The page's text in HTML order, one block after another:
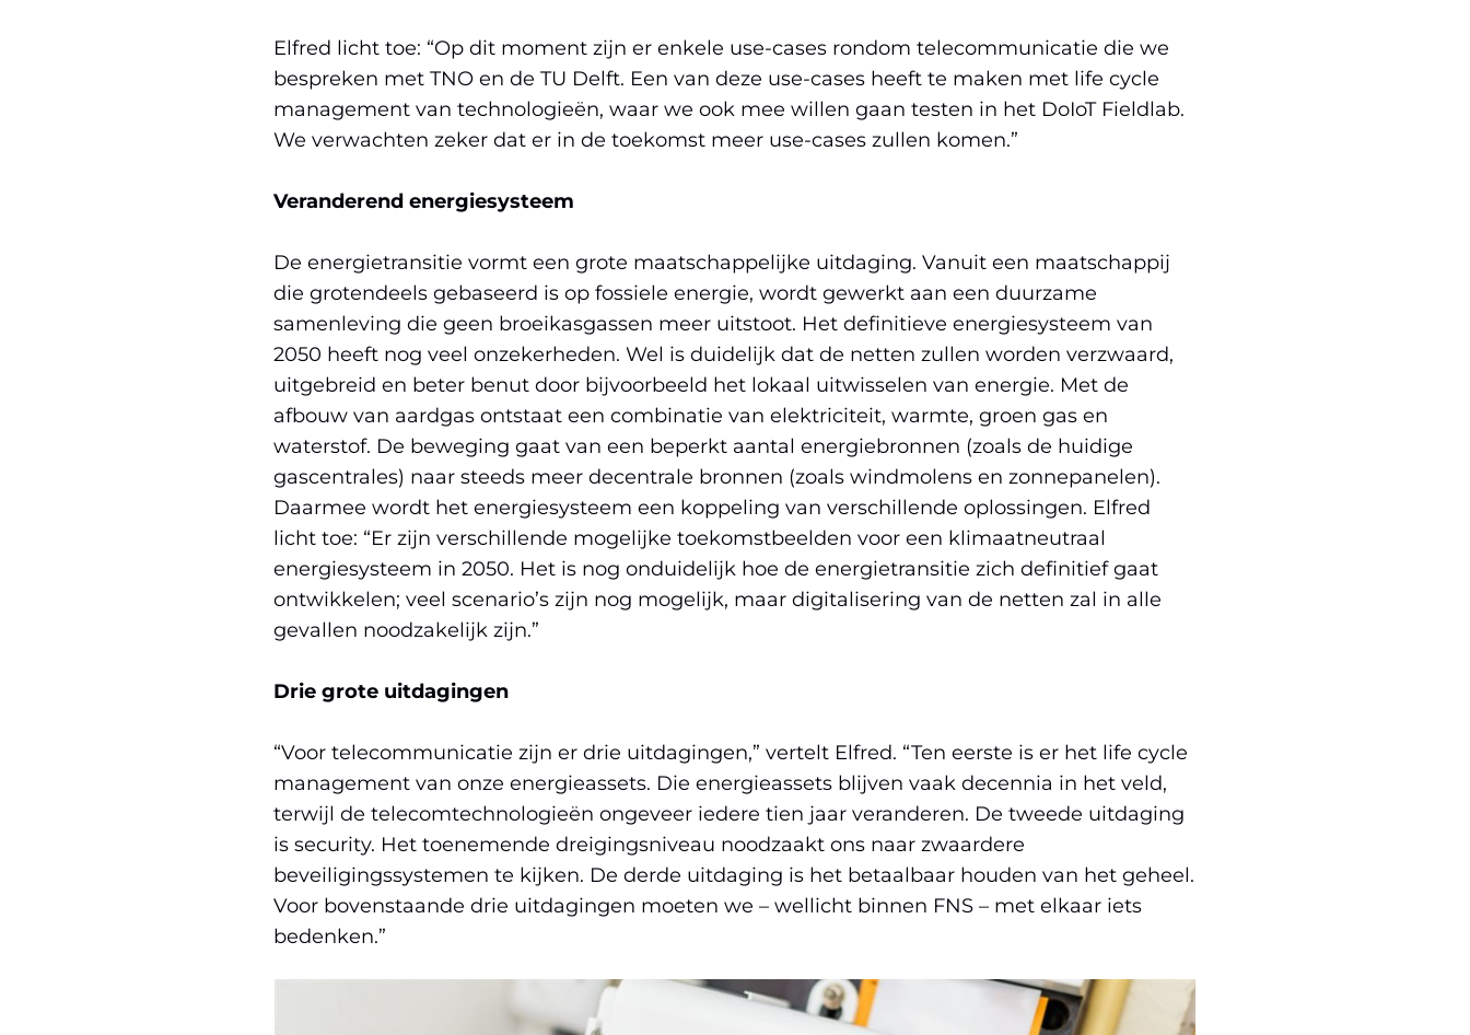
Elfred licht toe: “Op dit moment zijn er enkele use-cases rondom telecommunicatie die we
bespreken met TNO en de TU Delft. Een van deze use-cases heeft te maken met life cycle
management van technologieën, waar we ook mee willen gaan testen in het DoIoT Fieldlab.
We verwachten zeker dat er in de toekomst meer use-cases zullen komen.”
Veranderend energiesysteem
De energietransitie vormt een grote maatschappelijke uitdaging. Vanuit een maatschappij
die grotendeels gebaseerd is op fossiele energie, wordt gewerkt aan een duurzame
samenleving die geen broeikasgassen meer uitstoot. Het definitieve energiesysteem van
2050 heeft nog veel onzekerheden. Wel is duidelijk dat de netten zullen worden verzwaard,
uitgebreid en beter benut door bijvoorbeeld het lokaal uitwisselen van energie. Met de
afbouw van aardgas ontstaat een combinatie van elektriciteit, warmte, groen gas en
waterstof. De beweging gaat van een beperkt aantal energiebronnen (zoals de huidige
gascentrales) naar steeds meer decentrale bronnen (zoals windmolens en zonnepanelen).
Daarmee wordt het energiesysteem een koppeling van verschillende oplossingen. Elfred
licht toe: “Er zijn verschillende mogelijke toekomstbeelden voor een klimaatneutraal
energiesysteem in 2050. Het is nog onduidelijk hoe de energietransitie zich definitief gaat
ontwikkelen; veel scenario’s zijn nog mogelijk, maar digitalisering van de netten zal in alle
gevallen noodzakelijk zijn.”
Drie grote uitdagingen
“Voor telecommunicatie zijn er drie uitdagingen,” vertelt Elfred. “Ten eerste is er het life cycle
management van onze energieassets. Die energieassets blijven vaak decennia in het veld,
terwijl de telecomtechnologieën ongeveer iedere tien jaar veranderen. De tweede uitdaging
is security. Het toenemende dreigingsniveau noodzaakt ons naar zwaardere
beveiligingssystemen te kijken. De derde uitdaging is het betaalbaar houden van het geheel.
Voor bovenstaande drie uitdagingen moeten we – wellicht binnen FNS – met elkaar iets
bedenken.”